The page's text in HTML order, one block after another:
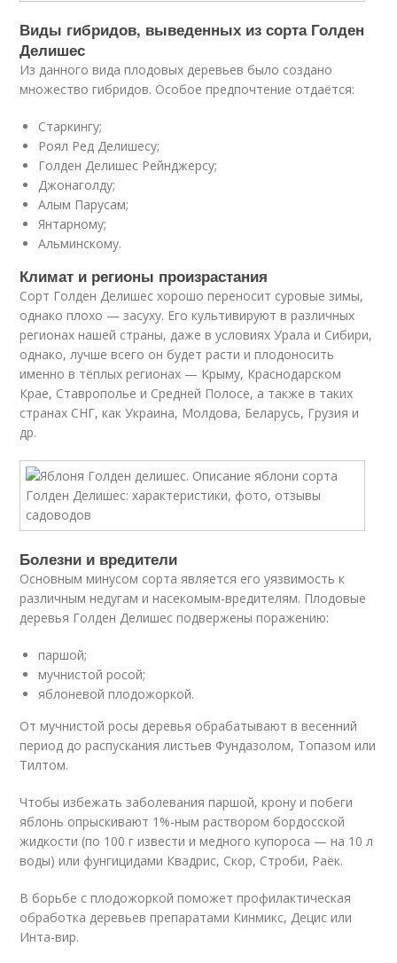
Виды гибридов, выведенных из сорта Голден
Делишес
Из данного вида плодовых деревьев было создано
множество гибридов. Особое предпочтение отдаётся:
Старкингу;
Роял Ред Делишесу;
Голден Делишес Рейнджерсу;
Джонаголду;
Алым Парусам;
Янтарному;
Альминскому.
Климат и регионы произрастания
Сорт Голден Делишес хорошо переносит суровые зимы,
однако плохо — засуху. Его культивируют в различных
регионах нашей страны, даже в условиях Урала и Сибири,
однако, лучше всего он будет расти и плодоносить
именно в тёплых регионах — Крыму, Краснодарском
Крае, Ставрополье и Средней Полосе, а также в таких
странах СНГ, как Украина, Молдова, Беларусь, Грузия и
др.
Болезни и вредители
Основным минусом сорта является его уязвимость к
различным недугам и насекомым-вредителям. Плодовые
деревья Голден Делишес подвержены поражению:
паршой;
мучнистой росой;
яблоневой плодожоркой.
От мучнистой росы деревья обрабатывают в весенний
период до распускания листьев Фундазолом, Топазом или
Тилтом.
Чтобы избежать заболевания паршой, крону и побеги
яблонь опрыскивают 1%-ным раствором бордосской
жидкости (по 100 г извести и медного купороса — на 10 л
воды) или фунгицидами Квадрис, Скор, Строби, Раёк.
В борьбе с плодожоркой поможет профилактическая
обработка деревьев препаратами Кинмикс, Децис или
Инта-вир.